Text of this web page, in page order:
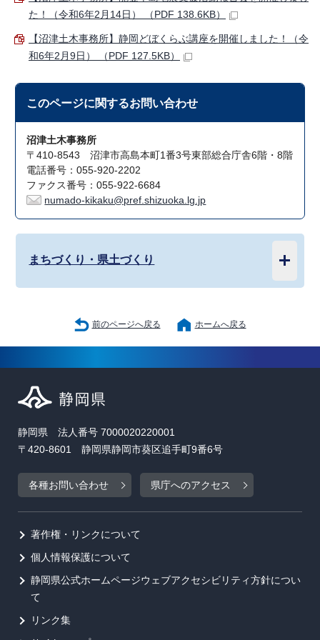
た！（令和6年2月14日） （PDF 138.6KB）
【沼津土木事務所】静岡どぼくらぶ講座を開催しました！（令
和6年2月9日） （PDF 127.5KB）
このページに関するお問い合わせ
沼津土木事務所
〒410-8543 沼津市高島本町1番3号東部総合庁舎6階・8階
電話番号：055-920-2202
ファクス番号：055-922-6684
numado-kikaku@pref.shizuoka.lg.jp
まちづくり・県土づくり
前のページへ戻る ホームへ戻る
静岡県 法人番号 7000020220001
〒420-8601 静岡県静岡市葵区追手町9番6号
各種お問い合わせ 県庁へのアクセス
著作権・リンクについて
個人情報保護について
静岡県公式ホームページウェブアクセシビリティ方針につい
て
リンク集